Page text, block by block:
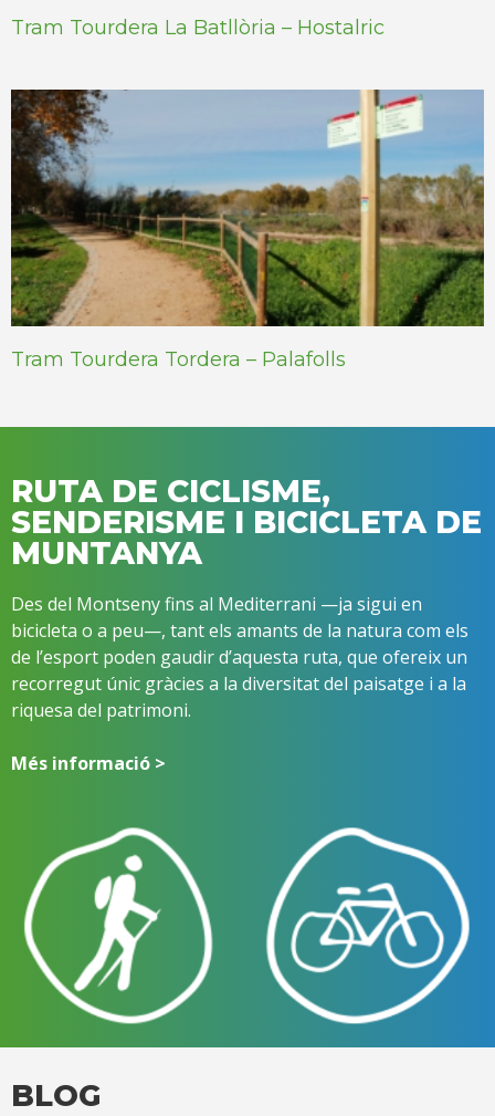
Tram Tourdera La Batllòria – Hostalric
Tram Tourdera Tordera – Palafolls
RUTA DE CICLISME,
SENDERISME I BICICLETA DE
MUNTANYA
Des del Montseny fins al Mediterrani —ja sigui en
bicicleta o a peu—, tant els amants de la natura com els
de l’esport poden gaudir d’aquesta ruta, que ofereix un
recorregut únic gràcies a la diversitat del paisatge i a la
riquesa del patrimoni.
Més informació >
BLOG